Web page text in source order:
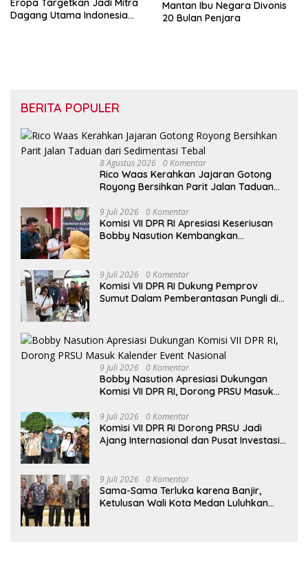
Eropa Targetkan Jadi Mitra
Dagang Utama Indonesia
Mantan Ibu Negara Divonis
20 Bulan Penjara
BERITA POPULER
8 Agustus 2026 0 Komentar
Rico Waas Kerahkan Jajaran Gotong
Royong Bersihkan Parit Jalan Taduan
9 Juli 2026 0 Komentar
Komisi VII DPR RI Apresiasi Keseriusan
Bobby Nasution Kembangkan
9 Juli 2026 0 Komentar
Komisi VII DPR RI Dukung Pemprov
Sumut Dalam Pemberantasan Pungli di
9 Juli 2026 0 Komentar
Bobby Nasution Apresiasi Dukungan
Komisi VII DPR RI, Dorong PRSU Masuk
9 Juli 2026 0 Komentar
Komisi VII DPR RI Dorong PRSU Jadi
Ajang Internasional dan Pusat Investasi
9 Juli 2026 0 Komentar
Sama-Sama Terluka karena Banjir,
Ketulusan Wali Kota Medan Luluhkan